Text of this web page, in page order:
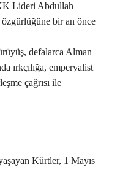
Lideri Abdullah
özgürlüğüne bir an önce
defalarca Alman
ırkçılığa, emperyalist
çağrısı ile
Kürtler, 1 Mayıs